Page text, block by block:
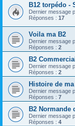
B12 torpédo -
Dernier message
Réponses : 17
Voila ma B2
Dernier message
Réponses : 2
B2
Dernier message
Réponses : 2
Histoire de ma
Dernier message
Réponses : 7
B2 Normande
Dernier message
Réponses : 4